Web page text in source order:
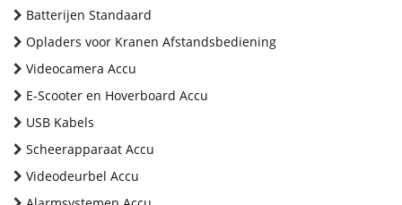
Batterijen Standaard
Opladers voor Kranen Afstandsbediening
Videocamera Accu
E-Scooter en Hoverboard Accu
USB Kabels
Scheerapparaat Accu
Videodeurbel Accu